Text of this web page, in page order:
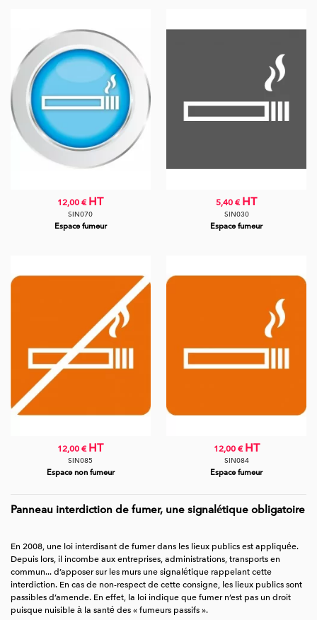
Espace fumeur
SIN070
12,00 € HT
Espace fumeur
SIN030
5,40 € HT
Espace non fumeur
SIN085
12,00 € HT
Espace fumeur
SIN084
12,00 € HT
Panneau interdiction de fumer, une signalétique obligatoire
En 2008, une loi interdisant de fumer dans les lieux publics est appliquée.
Depuis lors, il incombe aux entreprises, administrations, transports en
commun... d’apposer sur les murs une signalétique rappelant cette
interdiction. En cas de non-respect de cette consigne, les lieux publics sont
passibles d’amende. En effet, la loi indique que fumer n’est pas un droit
puisque nuisible à la santé des « fumeurs passifs ».